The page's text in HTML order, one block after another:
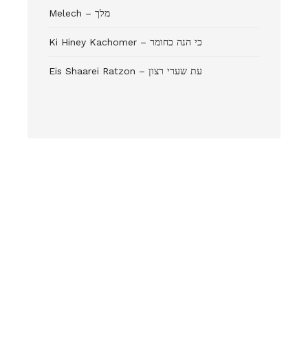
Melech – מלך
Ki Hiney Kachomer – כי הנה כחומר
Eis Shaarei Ratzon – עת שערי רצון